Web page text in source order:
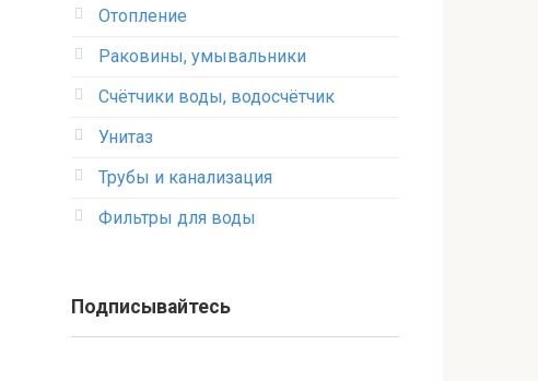
Отопление
Раковины, умывальники
Счётчики воды, водосчётчик
Унитаз
Трубы и канализация
Фильтры для воды
Подписывайтесь